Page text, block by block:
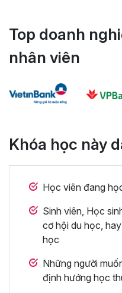
Top doanh
nhân viên
Khóa học này
Học viên đang
Sinh viên, Học
cơ hội du học,
học
Những người
định hướng học